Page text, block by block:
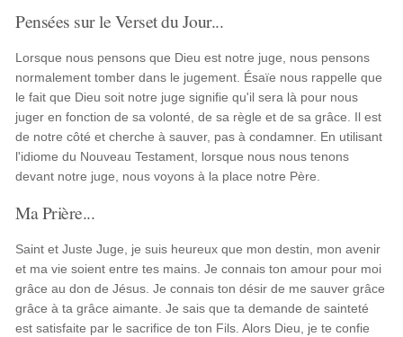
Pensées sur le Verset du Jour...
Lorsque nous pensons que Dieu est notre juge, nous pensons
normalement tomber dans le jugement. Ésaïe nous rappelle que
le fait que Dieu soit notre juge signifie qu'il sera là pour nous
juger en fonction de sa volonté, de sa règle et de sa grâce. Il est
de notre côté et cherche à sauver, pas à condamner. En utilisant
l'idiome du Nouveau Testament, lorsque nous nous tenons
devant notre juge, nous voyons à la place notre Père.
Ma Prière...
Saint et Juste Juge, je suis heureux que mon destin, mon avenir
et ma vie soient entre tes mains. Je connais ton amour pour moi
grâce au don de Jésus. Je connais ton désir de me sauver grâce
grâce à ta grâce aimante. Je sais que ta demande de sainteté
est satisfaite par le sacrifice de ton Fils. Alors Dieu, je te confie